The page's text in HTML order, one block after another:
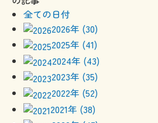
全ての日付
2026年 (30)
2025年 (41)
2024年 (43)
2023年 (35)
2022年 (52)
2021年 (38)